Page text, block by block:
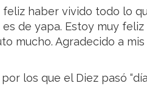
feliz haber vivido todo lo
de yapa. Estoy muy
mucho. Agradecido a
los que el Diez pasó